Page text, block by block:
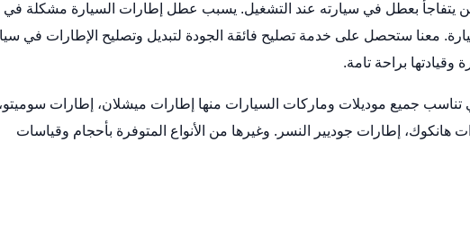
يتفاجأ بعطل في سيارته عند التشغيل. يسبب عطل إطارات السيارة مشكلة في
معنا ستحصل على خدمة تصليح فائقة الجودة لتبديل وتصليح الإطارات في
وقيادتها براحة تامة.
تناسب جميع موديلات وماركات السيارات منها إطارات ميشلان، إطارات
هانكوك، إطارات جوديير النسر. وغيرها من الأنواع المتوفرة بأحجام وقياسات